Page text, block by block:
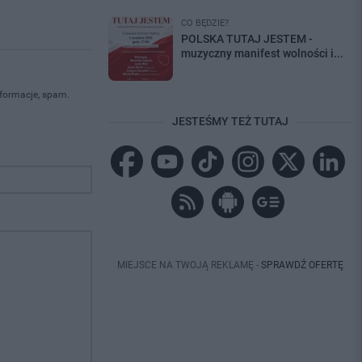
spam.
CO BĘDZIE?
POLSKA TUTAJ JESTEM -
muzyczny manifest wolności i...
JESTEŚMY TEŻ TUTAJ
MIEJSCE NA TWOJĄ REKLAMĘ - SPRAWDŹ OFERTĘ